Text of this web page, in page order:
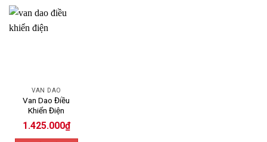
VAN DAO
Van Dao Điều
Khiển Điện
1.425.000₫